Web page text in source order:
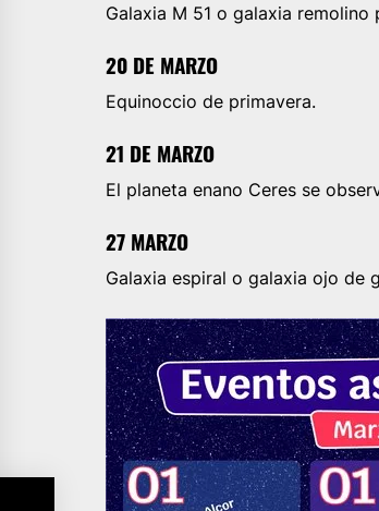
Galaxia M 51 o galaxia
20 DE MARZO
Equinoccio de primavera.
21 DE MARZO
El planeta enano Ceres se
27 MARZO
Galaxia espiral o galaxia ojo de